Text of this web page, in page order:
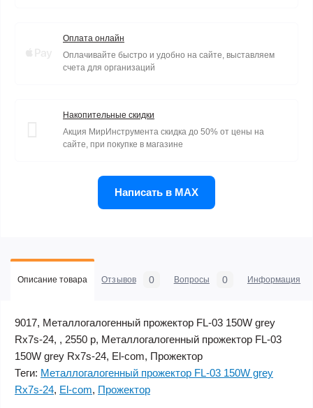
Оплата онлайн
Оплачивайте быстро и удобно на сайте, выставляем
счета для организаций
Накопительные скидки
Акция МирИнструмента скидка до 50% от цены на
сайте, при покупке в магазине
Написать в MAX
Описание товара Отзывов 0 Вопросы 0 Информация
9017, Металлогалогенный прожектор FL-03 150W grey
Rx7s-24, , 2550 р, Металлогалогенный прожектор FL-03
150W grey Rx7s-24, El-com, Прожектор
Теги: Металлогалогенный прожектор FL-03 150W grey
Rx7s-24, El-com, Прожектор